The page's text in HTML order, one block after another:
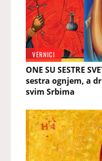
VERNICI
ONE SU SESTRE
sestra ognjem, a
svim Srbima